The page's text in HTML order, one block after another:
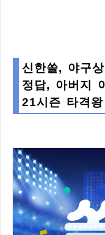
신한쏠, 야구
정답, 아버지
21시즌 타격